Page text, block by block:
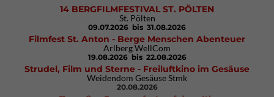
14 BERGFILMFESTIVAL ST. PÖLTEN
St. Pölten
09.07.2026 bis 31.08.2026
Filmfest St. Anton - Berge Menschen Abenteuer
Arlberg WellCom
19.08.2026 bis 22.08.2026
Strudel, Film und Sterne - Freiluftkino im Gesäuse
Weidendom Gesäuse Stmk
20.08.2026